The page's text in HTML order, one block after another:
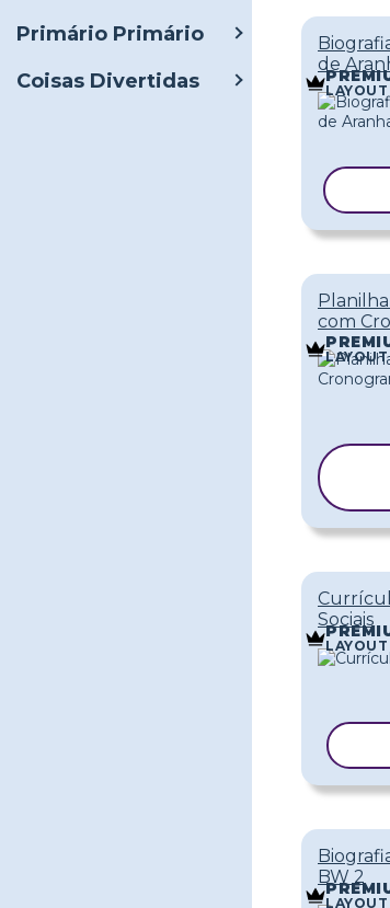
Primário Primário
Coisas Divertidas
de
LAYOUT
com
LAYOUT
Sociais
LAYOUT
BW 2
LAYOUT